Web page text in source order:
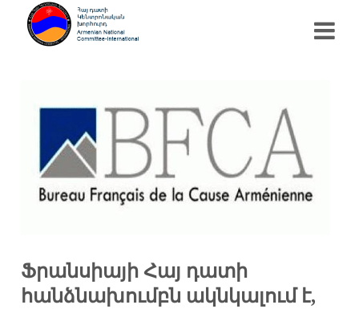
Ֆրանսիայի Հայ դատի
հանձնախումբն ակնկալում է,